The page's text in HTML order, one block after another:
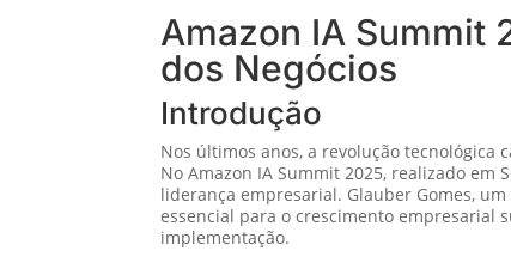
Amazon IA Summit
dos Negócios
Introdução
Nos últimos anos, a revolução
No Amazon IA Summit 2025, realizado
liderança empresarial. Glauber Gomes,
essencial para o crescimento empresarial
implementação.